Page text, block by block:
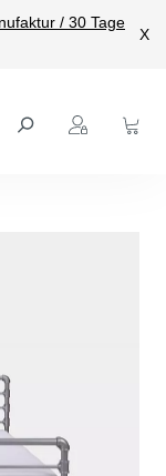
/ 30 Tage
X